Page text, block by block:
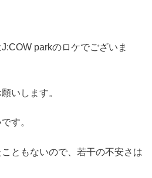
parkのロケでございま
いします。
す。
ともないので、若干の不安さは